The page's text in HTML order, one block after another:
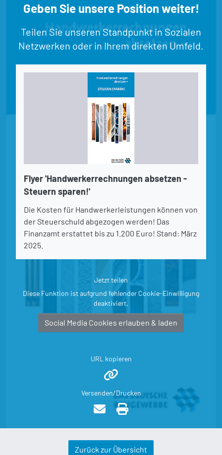
Geben Sie unsere Position weiter!
Teilen Sie unseren Standpunkt in Sozialen
Netzwerken oder in Ihrem direkten Umfeld.
Flyer 'Handwerkerrechnungen absetzen -
Steuern sparen!'
Die Kosten für Handwerkerleistungen können von
der Steuerschuld abgezogen werden! Das
Finanzamt erstattet bis zu 1.200 Euro! Stand: März
2025.
Jetzt teilen
Diese Funktion ist aufgrund fehlender Cookie-Einwilligung
deaktiviert.
Social Media Cookies erlauben & laden
URL kopieren
Versenden/Drucken
Zurück zur Übersicht